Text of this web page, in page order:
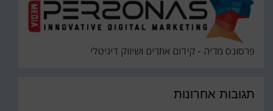
פרסונס מדיה - קידום אתרים ושיווק דיגיטלי
תגובות אחרונות